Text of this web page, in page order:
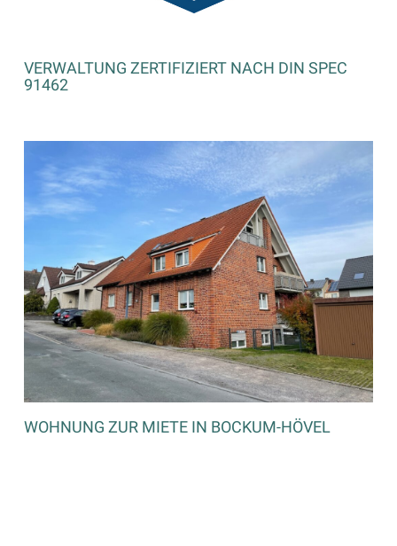
VERWALTUNG ZERTIFIZIERT NACH DIN SPEC
91462
WOHNUNG ZUR MIETE IN BOCKUM-HÖVEL